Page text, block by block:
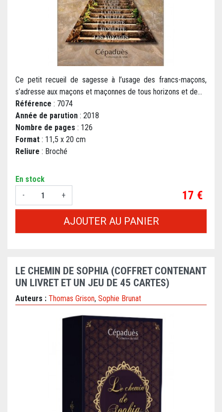
Ce petit recueil de sagesse à l’usage des francs-maçons,
s’adresse aux maçons et maçonnes de tous horizons et de...
Référence : 7074
Année de parution : 2018
Nombre de pages : 126
Format : 11,5 x 20 cm
Reliure : Broché
En stock
-
+ Prix
17 €
AJOUTER AU PANIER
LE CHEMIN DE SOPHIA (COFFRET CONTENANT
UN LIVRET ET UN JEU DE 45 CARTES)
Auteurs : Thomas Grison, Sophie Brunat